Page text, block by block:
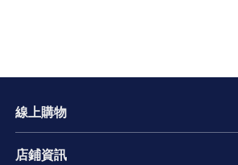
線上購物
店鋪資訊